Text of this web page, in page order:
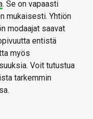
. Se on vapaasti
mukaisesti. Yhtiön
modaajat saavat
entistä
myös
Voit tutustua
tarkemmin